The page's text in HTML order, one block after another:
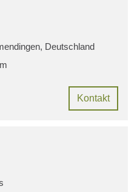
Deutschland
Kontakt